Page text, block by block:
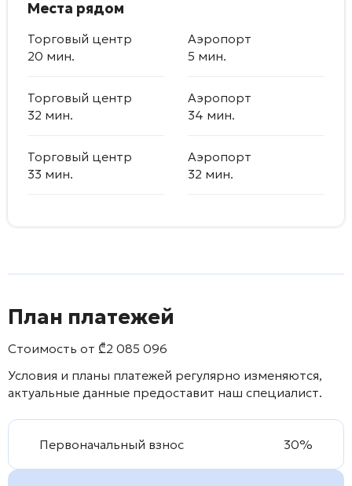
Места рядом
Торговый центр
20 мин.
Аэропорт
5 мин.
Торговый центр
32 мин.
Аэропорт
34 мин.
Торговый центр
33 мин.
Аэропорт
32 мин.
План платежей
Стоимость от ₾2 085 096
Условия и планы платежей регулярно изменяются,
актуальные данные предоставит наш специалист.
Первоначальный взнос 30%